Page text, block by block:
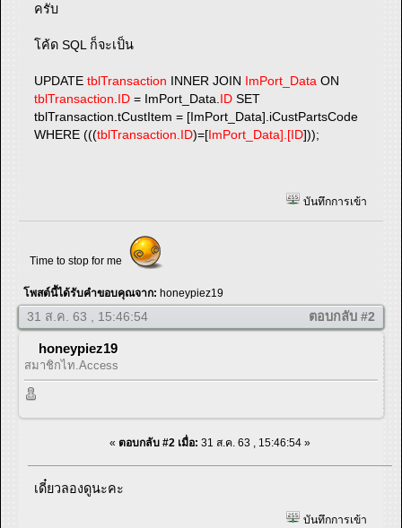
ครับ
โค้ด SQL ก็จะเป็น
UPDATEtblTransaction INNER JOIN ImPort_Data ON
tblTransaction ID = ImPort_Data. ID SET
tblTransaction.tCustItem = [ImPort_Data].iCustPartsCode
WHERE (((tblTransaction.ID)=[ImPort_Data].[ID]));
บันทึกการเข้า
Time to stop for me
โพสต์นี้ได้รับคำขอบคุณจาก: honeypiez19
31 ส.ค. 63 , 15:46:54 ตอบกลับ #2
honeypiez19
สมาชิกไท.Access
« ตอบกลับ #2 เมื่อ: 31 ส.ค. 63 , 15:46:54 »
เดี๋ยวลองดูนะคะ
บันทึกการเข้า